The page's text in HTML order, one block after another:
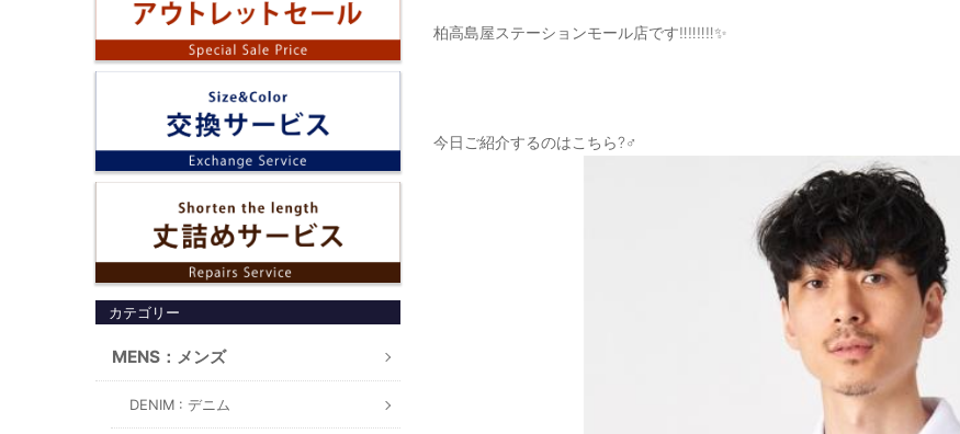
カテゴリー
MENS：メンズ
DENIM : デニム
柏高島屋ステーションモール店です‼️‼️‼️‼️✨
今日ご紹介するのはこちら?‍♂️